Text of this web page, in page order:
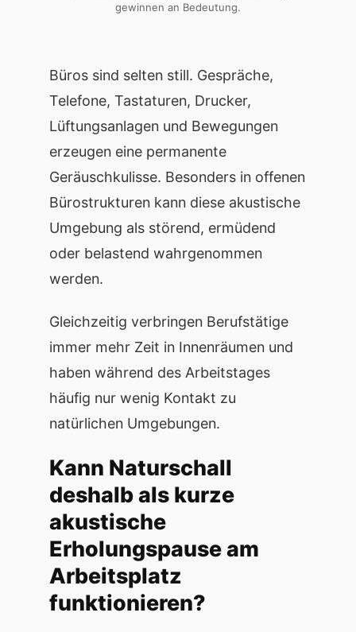
gewinnen an Bedeutung.
Büros sind selten still. Gespräche,
Telefone, Tastaturen, Drucker,
Lüftungsanlagen und Bewegungen
erzeugen eine permanente
Geräuschkulisse. Besonders in offenen
Bürostrukturen kann diese akustische
Umgebung als störend, ermüdend
oder belastend wahrgenommen
werden.
Gleichzeitig verbringen Berufstätige
immer mehr Zeit in Innenräumen und
haben während des Arbeitstages
häufig nur wenig Kontakt zu
natürlichen Umgebungen.
Kann Naturschall
deshalb als kurze
akustische
Erholungspause am
Arbeitsplatz
funktionieren?